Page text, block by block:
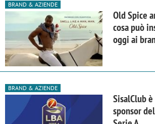
BRAND & AZIENDE
Old Spice
cosa può
oggi ai
BRAND & AZIENDE
SisalClub
sponsor